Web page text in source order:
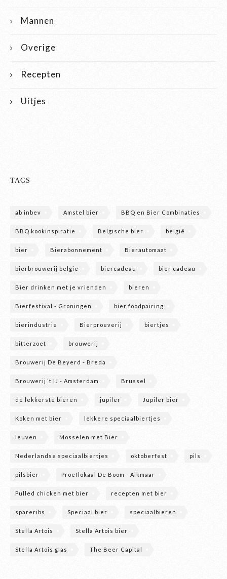
Mannen
Overige
Recepten
Uitjes
TAGS
ab inbev Amstel bier BBQ en Bier Combinaties
BBQ kookinspiratie Belgische bier belgië
bier Bierabonnement Bierautomaat
bierbrouwerij belgie biercadeau bier cadeau
Bier drinken met je vrienden bieren
Bierfestival - Groningen bier foodpairing
bierindustrie Bierproeverij biertjes
bitterzoet brouwerij
Brouwerij De Beyerd - Breda
Brouwerij ‘t IJ - Amsterdam Brussel
de lekkerste bieren jupiler Jupiler bier
Koken met bier lekkere speciaalbiertjes
leuven Mosselen met Bier
Nederlandse speciaalbiertjes oktoberfest pils
pilsbier Proeflokaal De Boom - Alkmaar
Pulled chicken met bier recepten met bier
spareribs Speciaal bier speciaalbieren
Stella Artois Stella Artois bier
Stella Artois glas The Beer Capital